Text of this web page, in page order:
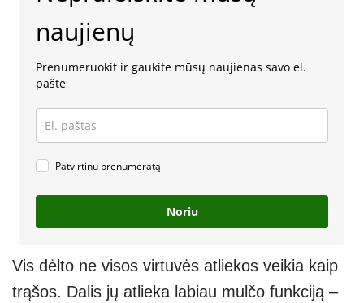
naujienų
Prenumeruokit ir gaukite mūsų naujienas savo el.
pašte
Patvirtinu prenumeratą
Noriu
Vis dėlto ne visos virtuvės atliekos veikia kaip
trąšos. Dalis jų atlieka labiau mulčo funkciją –